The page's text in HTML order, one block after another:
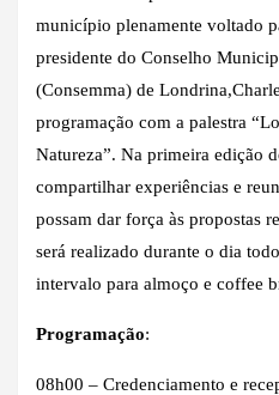
município plenamente voltado
presidente do Conselho
(Consemma) de
programação com a palestra
Natureza”. Na primeira edição
compartilhar experiências e
possam dar força às propostas
será realizado durante o dia
intervalo para almoço e coffee
Programação:
08h00 – Credenciamento e